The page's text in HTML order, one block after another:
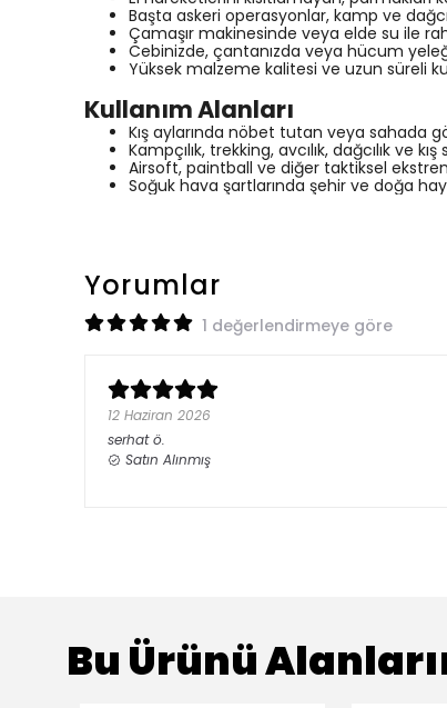
Başta askeri operasyonlar, kamp ve
Çamaşır makinesinde veya elde su ile
Cebinizde, çantanızda veya hücum
Yüksek malzeme kalitesi ve uzun süreli
Kullanım Alanları
Kış aylarında nöbet tutan veya sahada
Kampçılık, trekking, avcılık, dağcılık ve
Airsoft, paintball ve diğer taktiksel
Soğuk hava şartlarında şehir ve doğa
Yorumlar
1 değerlendirmeye göre
12 Haziran 2026
serhat ö.
Satın Alınmış
Bu Ürünü